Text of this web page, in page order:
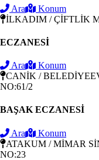
Ara
Konum
İLKADIM / ÇİFTLİK
ECZANESİ
Ara
Konum
CANİK /
NO:61/2
BAŞAK ECZANESİ
Ara
Konum
ATAKUM / MİMAR
NO:23